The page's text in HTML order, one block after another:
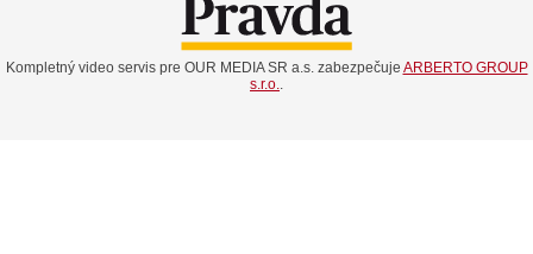
Kompletný video servis pre OUR MEDIA SR a.s. zabezpečuje ARBERTO GROUP
s.r.o.